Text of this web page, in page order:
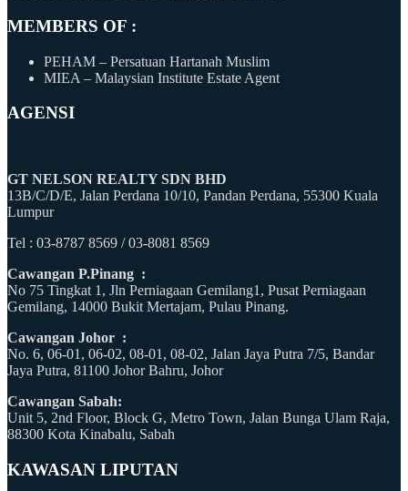
MEMBERS OF :
PEHAM – Persatuan Hartanah Muslim
MIEA – Malaysian Institute Estate Agent
AGENSI
GT NELSON REALTY SDN BHD
13B/C/D/E, Jalan Perdana 10/10, Pandan Perdana, 55300 Kuala
Lumpur
Tel : 03-8787 8569 / 03-8081 8569
Cawangan P.Pinang :
No 75 Tingkat 1, Jln Perniagaan Gemilang1, Pusat Perniagaan
Gemilang, 14000 Bukit Mertajam, Pulau Pinang.
Cawangan Johor :
No. 6, 06-01, 06-02, 08-01, 08-02, Jalan Jaya Putra 7/5, Bandar
Jaya Putra, 81100 Johor Bahru, Johor
Cawangan Sabah:
Unit 5, 2nd Floor, Block G, Metro Town, Jalan Bunga Ulam Raja,
88300 Kota Kinabalu, Sabah
KAWASAN LIPUTAN